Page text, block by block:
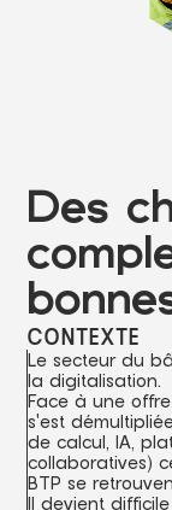
Des
CONTEXTE
Le secteur du bâ
la digitalisation.
Face à une offre
s'est démultiplié
de calcul IA pla
collaboratives) c
BTP se retrouven
Il devient difficile